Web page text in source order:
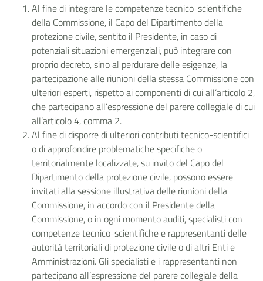
Al fine di integrare le competenze tecnico-scientifiche
della Commissione, il Capo del Dipartimento della
protezione civile, sentito il Presidente, in caso di
potenziali situazioni emergenziali, può integrare con
proprio decreto, sino al perdurare delle esigenze, la
partecipazione alle riunioni della stessa Commissione con
ulteriori esperti, rispetto ai componenti di cui all’articolo 2,
che partecipano all’espressione del parere collegiale di cui
all’articolo 4, comma 2.
Al fine di disporre di ulteriori contributi tecnico-scientifici
o di approfondire problematiche specifiche o
territorialmente localizzate, su invito del Capo del
Dipartimento della protezione civile, possono essere
invitati alla sessione illustrativa delle riunioni della
Commissione, in accordo con il Presidente della
Commissione, o in ogni momento auditi, specialisti con
competenze tecnico-scientifiche e rappresentanti delle
autorità territoriali di protezione civile o di altri Enti e
Amministrazioni. Gli specialisti e i rappresentanti non
partecipano all’espressione del parere collegiale della